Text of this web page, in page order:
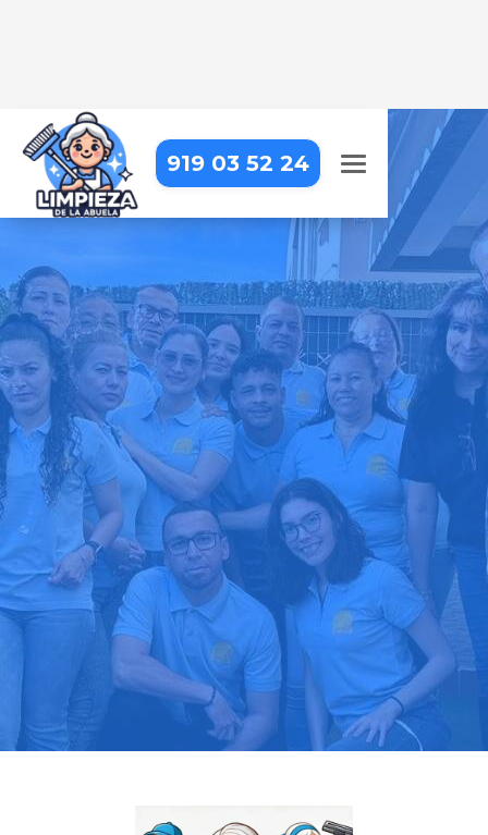
919 03 52 24
EMPRESA DE LIMPIEZA EN
MADRID - CIUDAD LINEAL -
ATALAYA
Llevamos la limpieza profesional
hasta tu puerta, para que puedas
centrarte en lo que realmente
importa
Pide tu presupuesto gratis
Llama hoy: 919 03 52 24
Más de 1000 clientes confían en nosotros
⭐⭐⭐⭐⭐